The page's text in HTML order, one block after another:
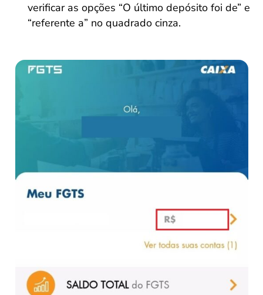
verificar as opções “O último depósito foi de” e
“referente a” no quadrado cinza.